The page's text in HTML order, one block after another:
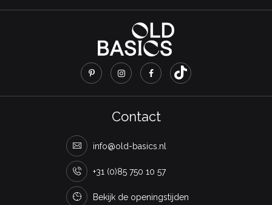
Contact
info@old-basics.nl
+31 (0)85 750 10 57
Bekijk de openingstijden